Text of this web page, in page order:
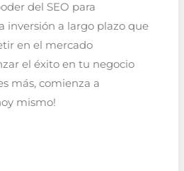
del SEO para
inversión a largo plazo que
en el mercado
el éxito en tu negocio
más, comienza a
mismo!